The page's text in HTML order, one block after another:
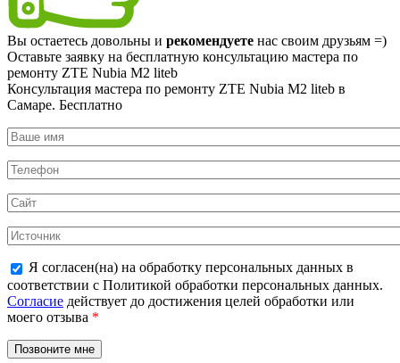
Вы остаетесь довольны и рекомендуете нас своим друзьям =)
Оставьте заявку на бесплатную консультацию мастера по
ремонту ZTE Nubia M2 liteb
Консультация мастера по ремонту ZTE Nubia M2 liteb в
Самаре. Бесплатно
Я согласен(на) на обработку персональных данных в
соответствии с Политикой обработки персональных данных.
Согласие действует до достижения целей обработки или
моего отзыва *